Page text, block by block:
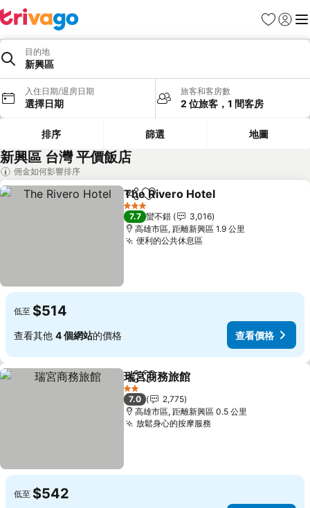
我的最愛
登入 選
目的地
新興區
入住日期/退房日期
選擇日期
旅客和客房數
2 位旅客，1 間客房
排序 篩選 地圖
新興區 台灣 平價飯店
佣金如何影響排序
分享 加入我的最愛
The Rivero Hotel
3 星級
7.7 蠻不錯
3,016
高雄市區, 距離新興區 1.9 公里
便利的公共休息區查看價格
低至 $514
查看其他 4 個網站的價格 查看價格
分享 加入我的最愛
瑞宮商務旅館
2 星級
7.0
2,775
高雄市區, 距離新興區 0.5 公里
放鬆身心的按摩服務
低至 $542